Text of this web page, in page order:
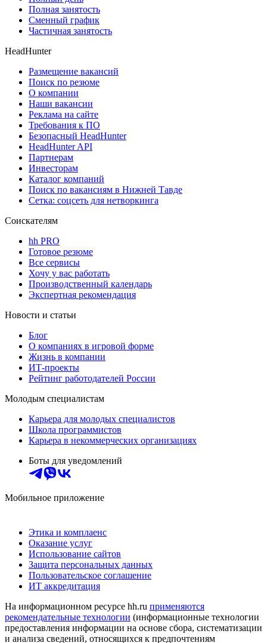
Полная занятость
Сменный график
Частичная занятость
HeadHunter
Размещение вакансий
Поиск по резюме
О компании
Наши вакансии
Реклама на сайте
Требования к ПО
Безопасный HeadHunter
HeadHunter API
Партнерам
Инвесторам
Каталог компаний
Поиск по вакансиям в Нижней Тавде
Сетка: соцсеть для нетворкинга
Соискателям
hh PRO
Готовое резюме
Все сервисы
Хочу у вас работать
Производственный календарь
Экспертная рекомендация
Новости и статьи
Блог
О компаниях в игровой форме
Жизнь в компании
ИТ-проекты
Рейтинг работодателей России
Молодым специалистам
Карьера для молодых специалистов
Школа программистов
Карьера в некоммерческих организациях
Боты для уведомлений
Мобильное приложение
Этика и комплаенс
Оказание услуг
Использование сайтов
Защита персональных данных
Пользовательское соглашение
ИТ аккредитация
На информационном ресурсе hh.ru применяются
рекомендательные технологии (информационные технологии
предоставления информации на основе сбора, систематизации
и анализа сведений, относящихся к предпочтениям